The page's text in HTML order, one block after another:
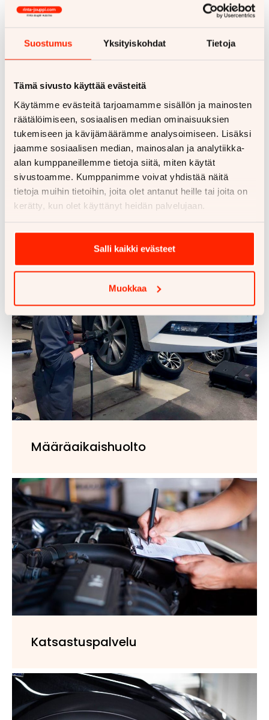
Suostumus Yksityiskohdat Tietoja
Tämä sivusto käyttää evästeitä
Käytämme evästeitä tarjoamamme sisällön ja mainosten
räätälöimiseen, sosiaalisen median ominaisuuksien
tukemiseen ja kävijämäärämme analysoimiseen. Lisäksi
jaamme sosiaalisen median, mainosalan ja analytiikka-
alan kumppaneillemme tietoja siitä, miten käytät
sivustoamme. Kumppanimme voivat yhdistää näitä
tietoja muihin tietoihin, joita olet antanut heille tai joita on
kerätty, kun olet käyttänyt heidän palvelujaan.
Salli kaikki evästeet
Muokkaa
Vuosihuolto
Määräaikaishuolto
Katsastuspalvelu